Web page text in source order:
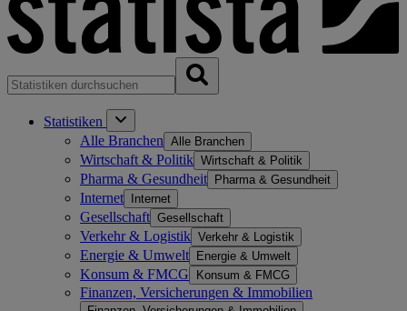
Statistiken
Alle Branchen Alle Branchen
Wirtschaft & Politik Wirtschaft & Politik
Pharma & Gesundheit Pharma & Gesundheit
Internet Internet
Gesellschaft Gesellschaft
Verkehr & Logistik Verkehr & Logistik
Energie & Umwelt Energie & Umwelt
Konsum & FMCG Konsum & FMCG
Finanzen, Versicherungen & Immobilien